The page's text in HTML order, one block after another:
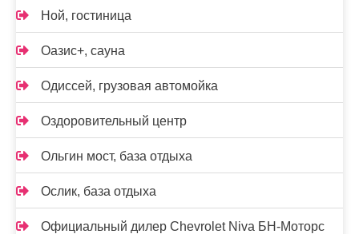
Ной, гостиница
Оазис+, сауна
Одиссей, грузовая автомойка
Оздоровительный центр
Ольгин мост, база отдыха
Ослик, база отдыха
Официальный дилер Chevrolet Niva БН-Моторс